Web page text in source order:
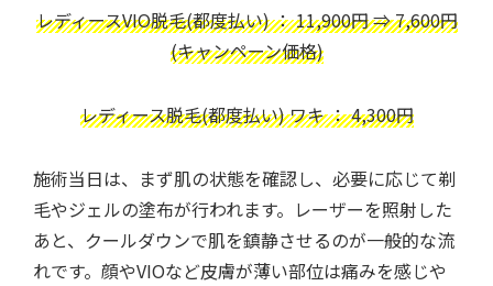
レディースVIO脱毛(都度払い) ： 11,900円 ⇒ 7,600円
(キャンペーン価格)
レディース脱毛(都度払い) ワキ ： 4,300円
施術当日は、まず肌の状態を確認し、必要に応じて剃
毛やジェルの塗布が行われます。レーザーを照射した
あと、クールダウンで肌を鎮静させるのが一般的な流
れです。顔やVIOなど皮膚が薄い部位は痛みを感じや